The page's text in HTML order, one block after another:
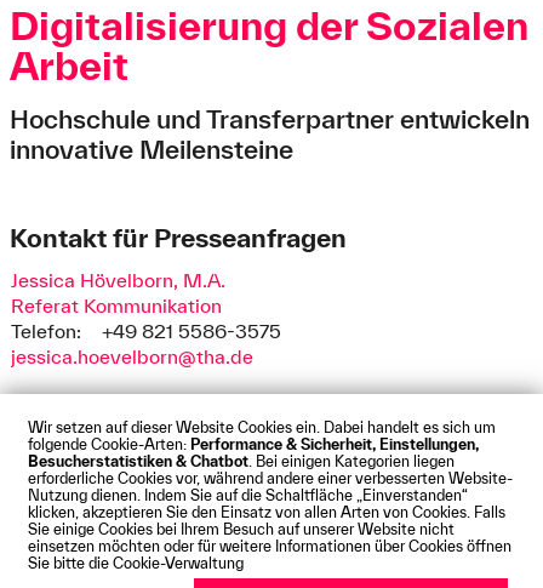
Wir setzen auf dieser Website Cookies ein. Dabei handelt es sich um
folgende Cookie-Arten: Performance & Sicherheit, Einstellungen,
Besucherstatistiken & Chatbot . Bei einigen Kategorien liegen
erforderliche Cookies vor, während andere einer verbesserten Website-
Nutzung dienen. Indem Sie auf die Schaltfläche „Einverstanden“
klicken, akzeptieren Sie den Einsatz von allen Arten von Cookies. Falls
Sie einige Cookies bei Ihrem Besuch auf unserer Website nicht
einsetzen möchten oder für weitere Informationen über Cookies öffnen
Sie bitte die Cookie-Verwaltung
Digitalisierung der Sozialen
Arbeit
Hochschule und Transferpartner entwickeln
innovative Meilensteine
Kontakt für Presseanfragen
Jessica Hövelborn, M.A.
Referat Kommunikation
Telefon:
+49 821 5586-3575
jessica.hoevelborn@tha.de
Impressum Datenschutz Cookies
Barrierefreiheit
Kontakt Presse Anfahrt Intranet Webmail
© Technische Hochschule Augsburg